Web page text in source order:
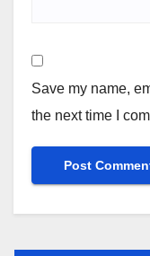
Save my name,
the next time I